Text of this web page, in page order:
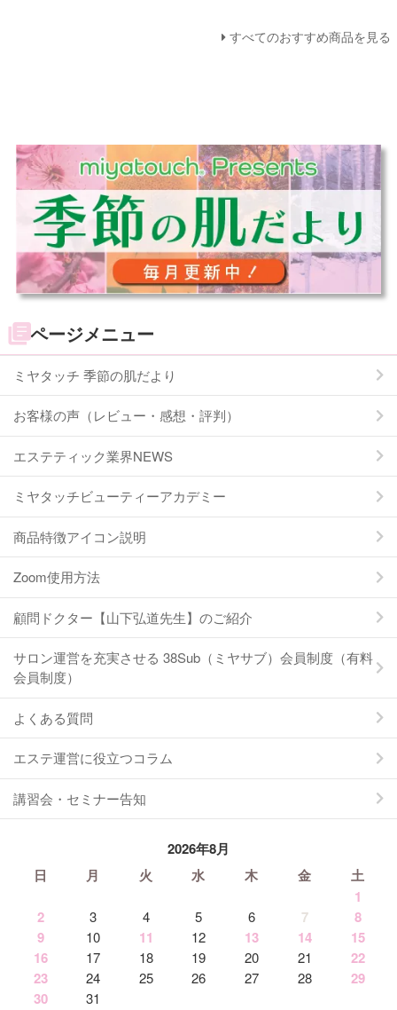
すべてのおすすめ商品を見る
ページメニュー
ミヤタッチ 季節の肌だより
お客様の声（レビュー・感想・評判）
エステティック業界NEWS
ミヤタッチビューティーアカデミー
商品特徴アイコン説明
Zoom使用方法
顧問ドクター【山下弘道先生】のご紹介
サロン運営を充実させる 38Sub（ミヤサブ）会員制度（有料
会員制度）
よくある質問
エステ運営に役立つコラム
講習会・セミナー告知
2026年8月
日
月 火 水 木 金
土
1
2
3 4 5 6 7
8
9
10 11 12 13 14
15
16
17 18 19 20 21
22
23
24 25 26 27 28
29
30
31